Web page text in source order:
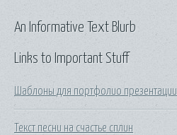
Links to Important Stuff
Шаблоны для портфолио презентации
Текст песни на счастье сплин
An Informative Text Blurb